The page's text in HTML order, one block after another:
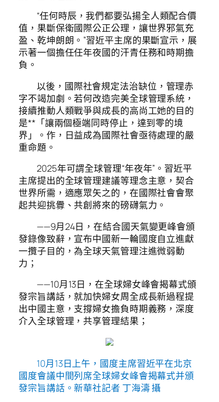
“任何時辰，我們都要弘揚全人類配合價
值，果斷保衛國際公正公理，讓世界邪氣充
盈、乾坤朗朗。”習近平主席的果斷宣示，展
示著一個擔任任年夜國的汗青任務和時期擔
負。
以後，國際社會規定法治缺位，管理赤
字不竭加劇。若何改造完美全球管理系統，
接續推動人類戰爭與成長的高尚工她的目的
是**「讓兩個極端同時停止，達到零的境
界」。作，日益成為國際社會亟待處理的嚴
重命題。
2025年可謂全球管理“年夜年”。習近平
主席提出的全球管理建議等理念主意，契合
世界所需，適應眾矢之的，在國際社會會聚
起共迎挑釁、共創將來的磅礴氣力。
——9月24日，在結合國天氣變更峰會頒
發錄像致辭，宣布中國新一輪國度自立進獻
一攬子目的，為全球天氣管理注進微弱動
力；
——10月13日，在全球婦女峰會揭幕式頒
發宗旨講話，就加快婦女周全成長新過程提
出中國主意，支撐婦女擔負時期義務，深度
介入全球管理，共享管理結果；
10月13日上午，國度主席習近平在北京
國度會議中間列席全球婦女峰會揭幕式并頒
發宗旨講話。新華社記者 丁海濤 攝